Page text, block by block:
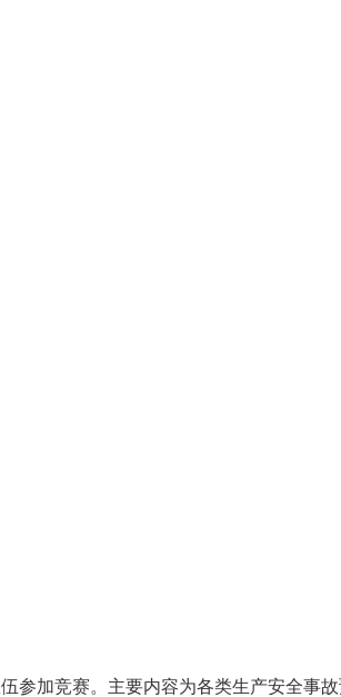
参加竞赛。主要内容为各类生产安全事